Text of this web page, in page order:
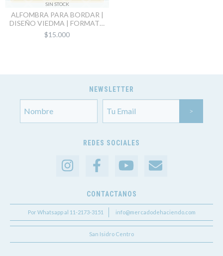
SIN STOCK
ALFOMBRA PARA BORDAR |
DISEÑO VIEDMA | FORMATO
80X80 CM
$15.000
NEWSLETTER
REDES SOCIALES
CONTACTANOS
Por Whatsapp al 11-2173-3151 info@mercadodehaciendo.com
San Isidro Centro